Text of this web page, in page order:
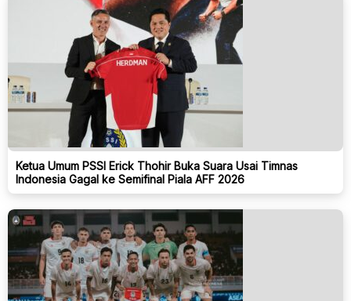
Ketua Umum PSSI Erick Thohir Buka Suara Usai Timnas
Indonesia Gagal ke Semifinal Piala AFF 2026